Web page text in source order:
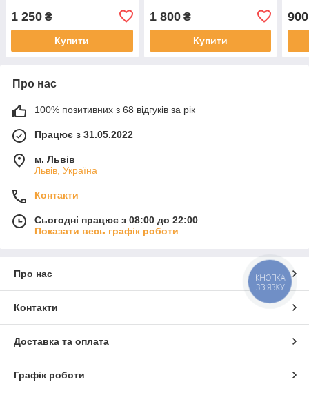
1 250 ₴
Купити
1 800₴
Купити
900
Про нас
100% позитивних з 68 відгуків за рік
Працює з 31.05.2022
м. Львів
Львів, Україна
Контакти
Сьогодні працює з 08:00 до 22:00
Показати весь графік роботи
Про нас
Контакти
Доставка та оплата
Графік роботи
КНОПКА
ЗВ'ЯЗКУ